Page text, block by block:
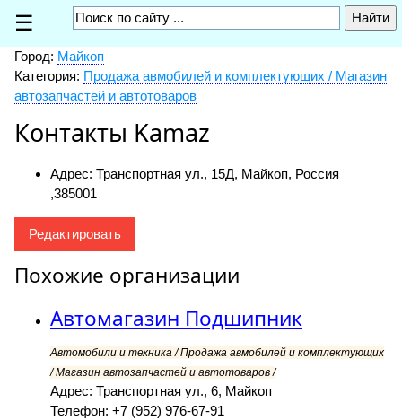
☰
Город: Майкоп
Категория: Продажа авмобилей и комплектующих / Магазин
автозапчастей и автотоваров
Контакты Kamaz
Адрес: Транспортная ул., 15Д, Майкоп, Россия
,385001
Редактировать
Похожие организации
Автомагазин Подшипник
Автомобили и техника / Продажа авмобилей и комплектующих
/ Магазин автозапчастей и автотоваров /
Адрес: Транспортная ул., 6, Майкоп
Телефон: +7 (952) 976-67-91